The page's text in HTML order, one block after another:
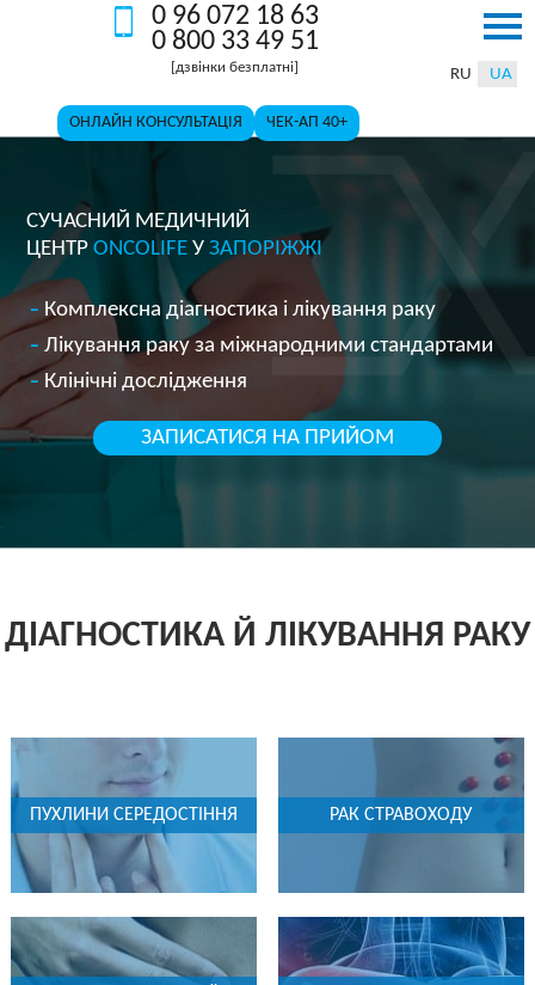
96
072
18
63
800
33
49
51
[дзвінки
безплатні]
ОНЛАЙН КОНСУЛЬТАЦІЯ ЧЕК-АП 40+
0 96 072 18 63
0 800 33 49 51
[дзвінки безплатні]
ОНЛАЙН КОНСУЛЬТАЦІЯ ЧЕК-АП 40+
RU UA
CУЧАСНИЙ МЕДИЧНИЙ
ЦЕНТР ONСOLIFE УЗАПОРІЖЖІ
Комплексна діагностика і лікування раку
Лікування раку за міжнародними стандартами
Клінічні дослідження
ЗАПИСАТИСЯ НА ПРИЙОМ
ДІАГНОСТИКА Й ЛІКУВАННЯ РАКУ
ПУХЛИНИ СЕРЕДОСТІННЯ РАК СТРАВОХОДУ